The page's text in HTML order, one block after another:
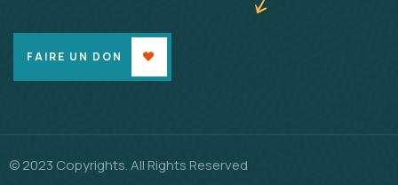
FAIRE UN DON
© 2023 Copyrights. All Rights Reserved